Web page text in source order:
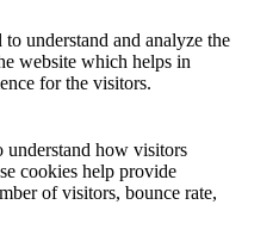
understand and analyze the
website which helps in
for the visitors.
understand how visitors
cookies help provide
of visitors, bounce rate,